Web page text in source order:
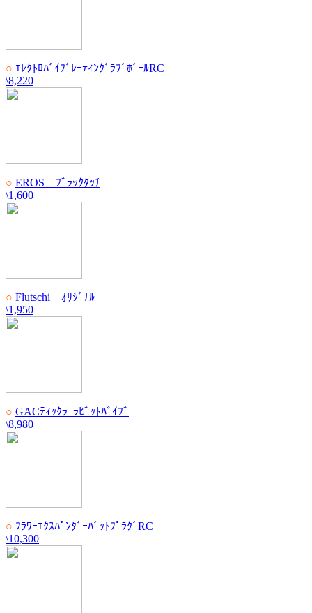
○ ｴﾚｸﾄﾛﾊﾞｲﾌﾞﾚｰﾃｨﾝｸﾞﾗﾌﾞﾎﾞｰﾙRC
\8,220
○ EROS ﾌﾞﾗｯｸﾀｯﾁ
\1,600
○ Flutschi ｵﾘｼﾞﾅﾙ
\1,950
○ GACﾃｨｯｸﾗｰﾗﾋﾞｯﾄﾊﾞｲﾌﾞ
\8,980
○ ﾌﾗﾜｰｴｸｽﾊﾟﾝﾀﾞｰﾊﾞｯﾄﾌﾟﾗｸﾞRC
\10,300